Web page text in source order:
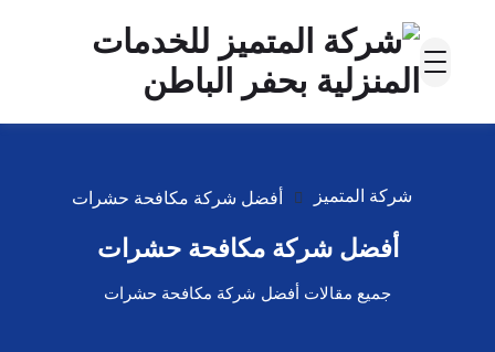
شركة المتميز أفضل شركة مكافحة حشرات
أفضل شركة مكافحة حشرات
جميع مقالات أفضل شركة مكافحة حشرات